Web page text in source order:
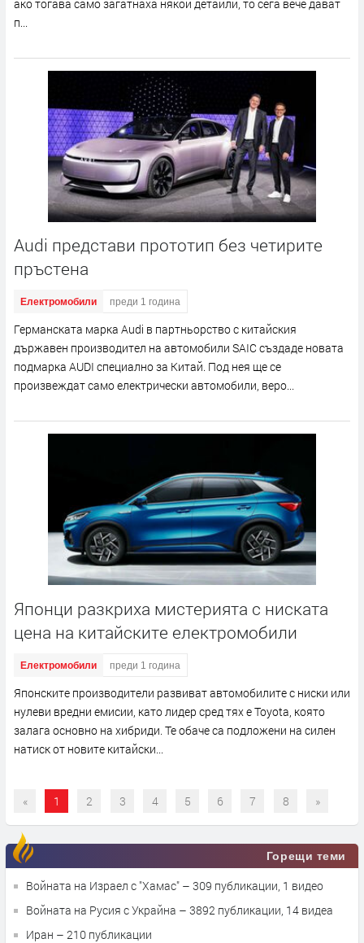
ако тогава само загатнаха някои детайли, то сега вече дават
п...
Audi представи прототип без четирите
пръстена
Електромобили преди 1 година
Германската марка Audi в партньорство с китайския
държавен производител на автомобили SAIC създаде новата
подмарка AUDI специално за Китай. Под нея ще се
произвеждат само електрически автомобили, веро...
Японци разкриха мистерията с ниската
цена на китайските електромобили
Електромобили преди 1 година
Японските производители развиват автомобилите с ниски или
нулеви вредни емисии, като лидер сред тях е Toyota, която
залага основно на хибриди. Те обаче са подложени на силен
натиск от новите китайски...
« 1 2 3 4 5 6 7 8 »
Горещи теми
Войната на Израел с "Хамас"
– 309 публикации, 1 видео
Войната на Русия с Украйна
– 3892 публикации, 14 видеа
Иран
– 210 публикации